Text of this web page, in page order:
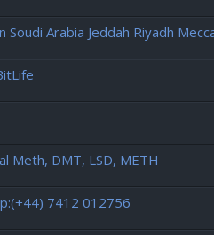
Arabia Jeddah Riyadh
Meth, DMT, LSD, METH
7412 012756